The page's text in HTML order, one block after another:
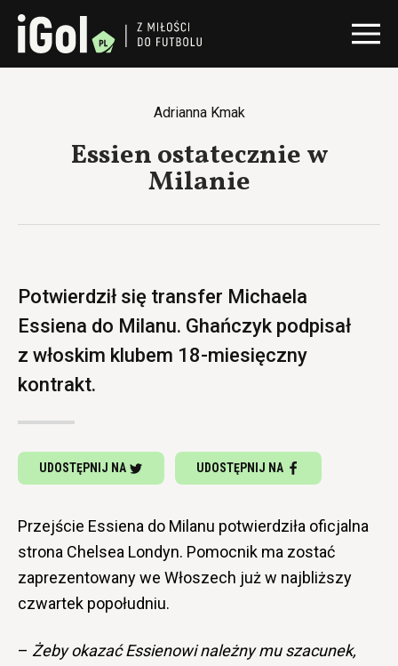
Adrianna Kmak
Essien ostatecznie w
Milanie
Potwierdził się transfer Michaela
Essiena do Milanu. Ghańczyk podpisał
z włoskim klubem 18-miesięczny
kontrakt.
UDOSTĘPNIJ NA UDOSTĘPNIJ NA
Przejście Essiena do Milanu potwierdziła oficjalna
strona Chelsea Londyn. Pomocnik ma zostać
zaprezentowany we Włoszech już w najbliższy
czwartek popołudniu.
– Żeby okazać Essienowi należny mu szacunek,